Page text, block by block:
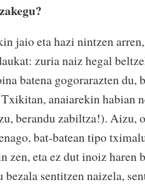
jaio eta hazi nintzen
zuria naiz hegal
batena gogorarazten du,
anaiarekin habian
berandu zabiltza!).
bat-batean tipo
zen, eta ez dut inoiz
sentitzen naizela,